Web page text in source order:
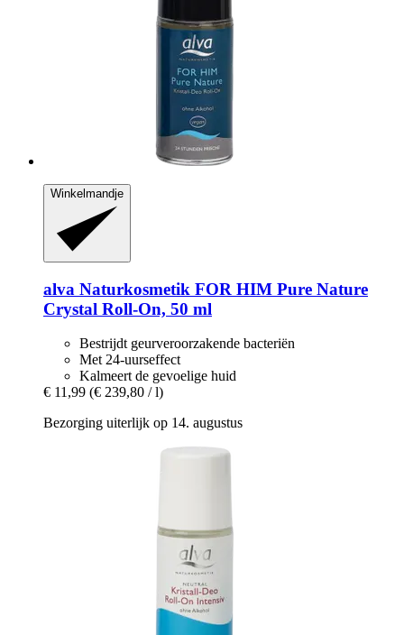
Winkelmandje
alva Naturkosmetik FOR HIM Pure Nature
Crystal Roll-​On, 50 ml
Bestrijdt geurveroorzakende bacteriën
Met 24-uurseffect
Kalmeert de gevoelige huid
€ 11,99 (€ 239,80 / l)
Bezorging uiterlijk op 14. augustus